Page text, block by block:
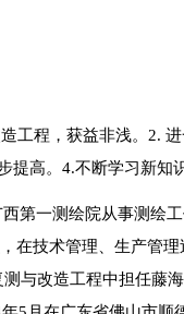
工程，获益非浅。2.
高。4.不断学习新知
第一测绘院从事测绘
在技术管理、生产管
与改造工程中担任藤